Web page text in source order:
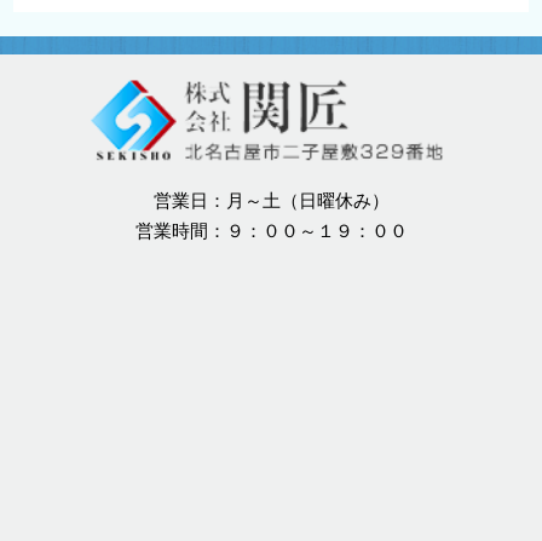
営業日：月～土（日曜休み）
営業時間：９：００～１９：００